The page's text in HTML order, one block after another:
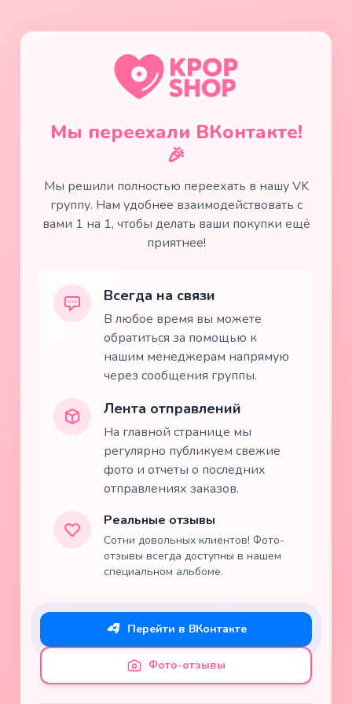
Мы переехали ВКонтакте!
🎉
Мы решили полностью переехать в нашу VK
группу. Нам удобнее взаимодействовать с
вами 1 на 1, чтобы делать ваши покупки ещё
приятнее!
Всегда на связи
В любое время вы можете
обратиться за помощью к
нашим менеджерам напрямую
через сообщения группы.
Лента отправлений
На главной странице мы
регулярно публикуем свежие
фото и отчеты о последних
отправлениях заказов.
Реальные отзывы
Сотни довольных клиентов! Фото-
отзывы всегда доступны в нашем
специальном альбоме.
Перейти в ВКонтакте
Фото-отзывы